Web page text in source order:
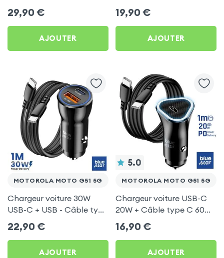
Motorola Moto G51 5G
29,90 €
AJOUTER
C 60W Blue Star pour
Motorola Moto G51 5G
19,90 €
AJOUTER
MOTOROLA MOTO G51 5G
Chargeur voiture 30W
USB-C + USB - Câble type
C 60W Blue Star pour
Motorola Moto G51 5G
22,90 €
AJOUTER
5.0
MOTOROLA MOTO G51 5G
Chargeur voiture USB-C
20W + Câble type C 60W
Blue Star pour Motorola
Moto G51 5G
16,90 €
AJOUTER